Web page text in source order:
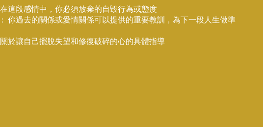
這段感情中，你必須放棄的自毀行為或態度
你過去的關係或愛情關係可以提供的重要教訓，為下一段人生做準
於讓自己擺脫失望和修復破碎的心的具體指導